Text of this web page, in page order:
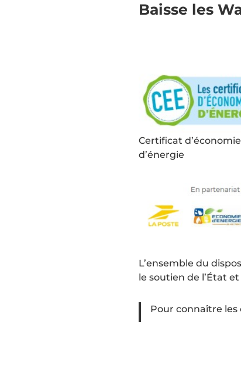
Baisse les
Certificat d’économie
d’énergie
L’ensemble du
le soutien de l’État
Pour connaître les